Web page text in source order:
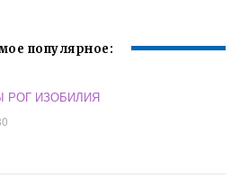
популярное:
РОГ ИЗОБИЛИЯ